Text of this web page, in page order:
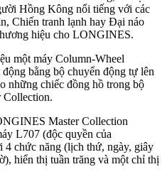
Hồng Kông nổi tiếng với các
Chiến tranh lạnh hay Đại náo
hiệu cho LONGINES.
một máy Column-Wheel
bằng bộ chuyển động tự lên
những chiếc đồng hồ trong bộ
Master Collection
L707 (độc quyền của
chức năng (lịch thứ, ngày, giây
hiển thị tuần trăng và một chỉ thị